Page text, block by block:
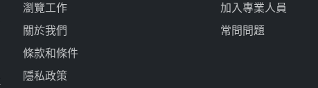
瀏覽工作
關於我們
條款和條件
隱私政策
加入專業人員
常問問題